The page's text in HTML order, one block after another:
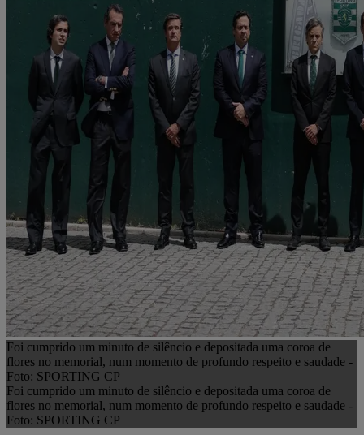
Foi cumprido um minuto de silêncio e depositada uma coroa de
flores no memorial, num momento de profundo respeito e saudade -
Foto: SPORTING CP
Foi cumprido um minuto de silêncio e depositada uma coroa de
flores no memorial, num momento de profundo respeito e saudade -
Foto: SPORTING CP